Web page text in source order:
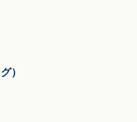
）